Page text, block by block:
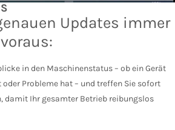
Updates immer
in den Maschinenstatus – ob ein Gerät
Probleme hat – und treffen Sie sofort
damit Ihr gesamter Betrieb reibungslos